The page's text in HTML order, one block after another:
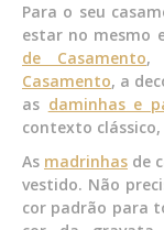
Para o seu
estar no mesmo
de Casamento,
Casamento, a
as daminhas e
contexto
As madrinhas de
vestido. Não
cor padrão para